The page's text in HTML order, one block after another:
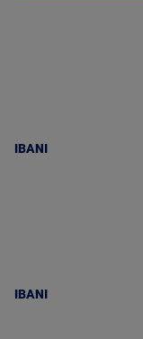
IBANI
IBANI